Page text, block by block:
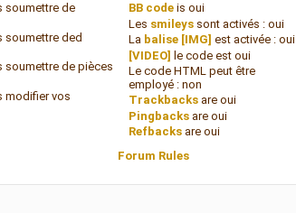
soumettre de
soumettre ded
soumettre de pièces
modifier vos
BB codeis oui
Les smileyssont activés : oui
La balise [IMG] est activée : oui
[VIDEO] le code est oui
Le code HTML peut être
employé : non
Trackbacksare oui
Pingbacksare oui
Refbacksare oui
Forum Rules